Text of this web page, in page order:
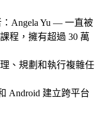
Angela Yu — 一直被
程，擁有超過 30 萬
、規劃和執行複雜任
Android 建立跨平台